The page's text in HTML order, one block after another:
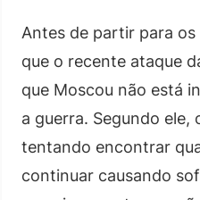
Antes de partir para os
que o recente ataque
que Moscou não está
a guerra. Segundo ele,
tentando encontrar
continuar causando